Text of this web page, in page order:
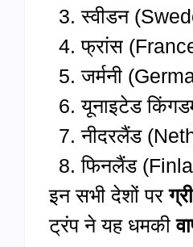
स्वीडन
फ्रांस
जर्मनी
यूनाइटेड
नीदरलैंड
फिनलैंड
इन सभी देशों पर
ट्रंप ने यह धमकी